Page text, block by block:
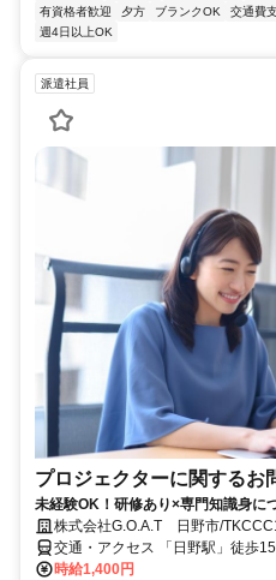
有資格者歓迎
夕方 ブランクOK 交通費
週4日以上OK
派遣社員
プロジェクターに関するお
未経験OK！研修あり×専門知識身に
株式会社G.O.A.T 日野市/
交通・アクセス 「日野駅」徒歩
「高幡不動駅」徒歩30分
時給1,400円